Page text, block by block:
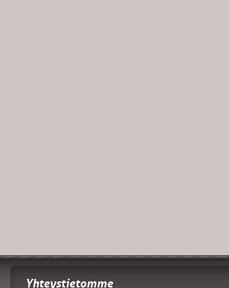
Yhteystietomme